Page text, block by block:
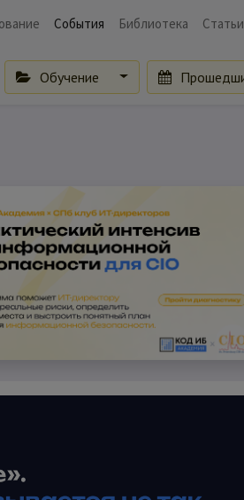
События Библиотека
Обучение